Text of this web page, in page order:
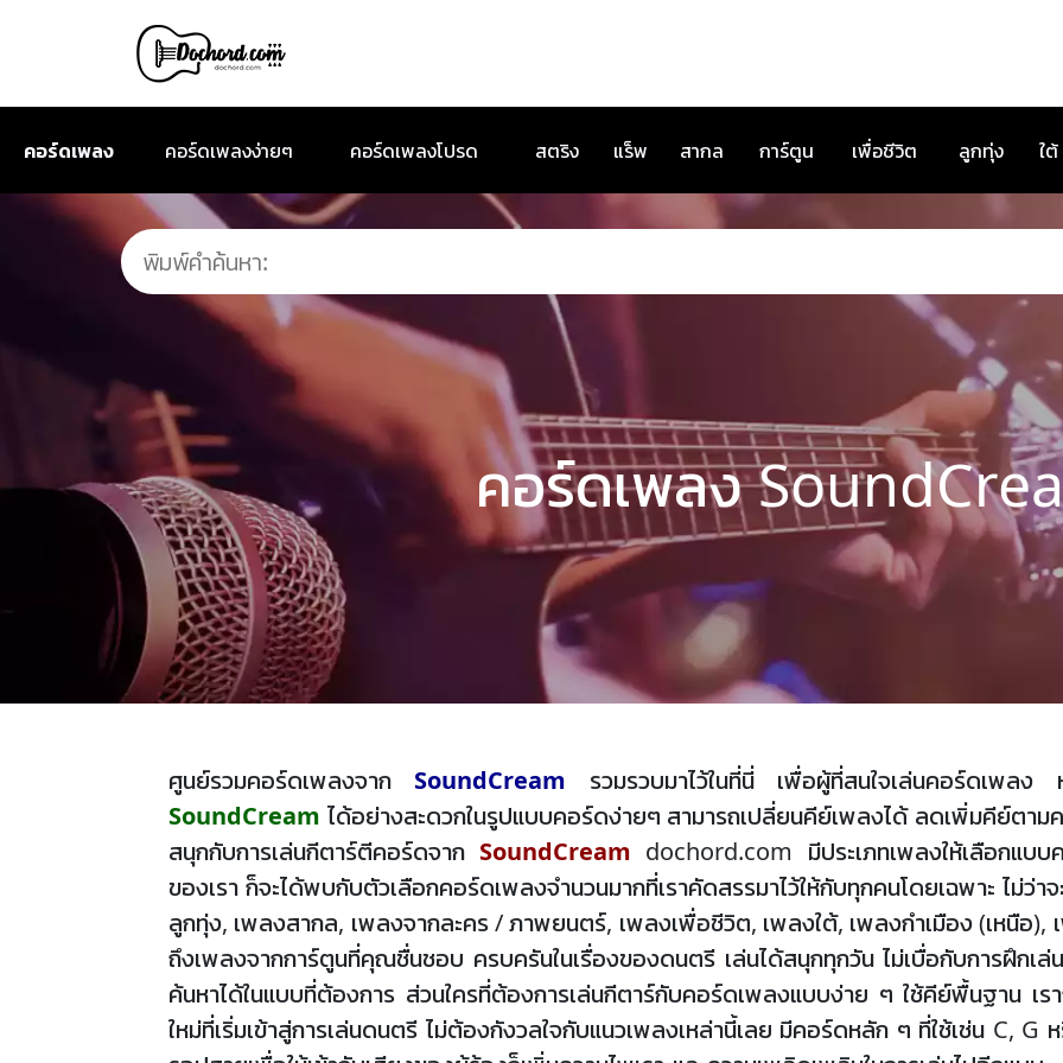
คอร์ดเพลง คอร์ดเพลงง่ายๆ คอร์ดเพลงโปรด สตริง แร็พ สากล การ์ตูน เพื่อชีวิต ลูกทุ่ง ใต้
คอร์ดเพลง
ศูนย์รวมคอร์ดเพลงจาก SoundCream รวมรวบมาไว้ในที่นี่ เพื่อผู้ที่สนใจเล่นคอร์ดเพลง
SoundCream ได้อย่างสะดวกในรูปแบบคอร์ดง่ายๆ สามารถเปลี่ยนคีย์เพลงได้ ลดเพิ่มคีย์ตาม
สนุกกับการเล่นกีตาร์ตีคอร์ดจาก SoundCream dochord.com มีประเภทเพลงให้เลือกแบ
ของเรา ก็จะได้พบกับตัวเลือกคอร์ดเพลงจำนวนมากที่เราคัดสรรมาไว้ให้กับทุกคนโดยเฉพาะ ไม่ว่
ลูกทุ่ง, เพลงสากล, เพลงจากละคร / ภาพยนตร์, เพลงเพื่อชีวิต, เพลงใต้, เพลงกำเมือง (เหนือ),
ถึงเพลงจากการ์ตูนที่คุณชื่นชอบ ครบครันในเรื่องของดนตรี เล่นได้สนุกทุกวัน ไม่เบื่อกับการฝึกเ
ค้นหาได้ในแบบที่ต้องการ ส่วนใครที่ต้องการเล่นกีตาร์กับคอร์ดเพลงแบบง่าย ๆ ใช้คีย์พื้นฐาน เรา
ใหม่ที่เริ่มเข้าสู่การเล่นดนตรี ไม่ต้องกังวลใจกับแนวเพลงเหล่านี้เลย มีคอร์ดหลัก ๆ ที่ใช้เช่น C, G